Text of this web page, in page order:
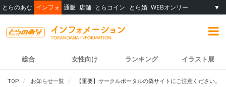
とらのあな インフォ 通販 店舗 とらコイン とら婚 WEBオンリー ▼
総合 女性向け ランキング イラスト展
TOP お知らせ一覧 【重要】サークルポータルの偽サイトにご注意ください。